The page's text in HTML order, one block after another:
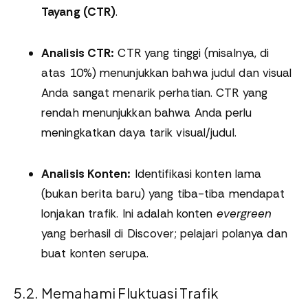
Tayang (CTR).
Analisis CTR: CTR yang tinggi (misalnya, di
atas 10%) menunjukkan bahwa judul dan visual
Anda sangat menarik perhatian. CTR yang
rendah menunjukkan bahwa Anda perlu
meningkatkan daya tarik visual/judul.
Analisis Konten: Identifikasi konten lama
(bukan berita baru) yang tiba-tiba mendapat
lonjakan trafik. Ini adalah konten evergreen
yang berhasil di Discover; pelajari polanya dan
buat konten serupa.
5.2. Memahami Fluktuasi Trafik